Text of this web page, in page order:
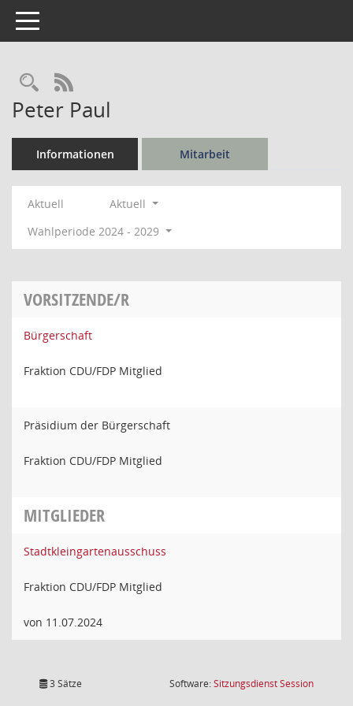
Toggle navigation
Rechercheauswahl
RSS-Feed
Peter Paul
Informationen Mitarbeit
Aktuell
Aktuell
Wahlperiode 2024 - 2029
VORSITZENDE/R
Bürgerschaft
Fraktion CDU/FDP Mitglied
Präsidium der Bürgerschaft
Fraktion CDU/FDP Mitglied
MITGLIEDER
Stadtkleingartenausschuss
Fraktion CDU/FDP Mitglied
von 11.07.2024
3 Sätze Software:SitzungsdienstSession(Wird in